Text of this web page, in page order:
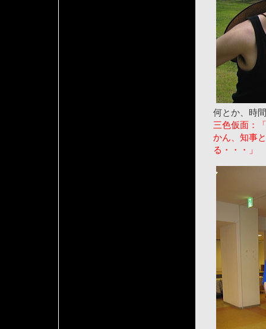
何とか、時
三色仮面：
かん、知事
る・・・」